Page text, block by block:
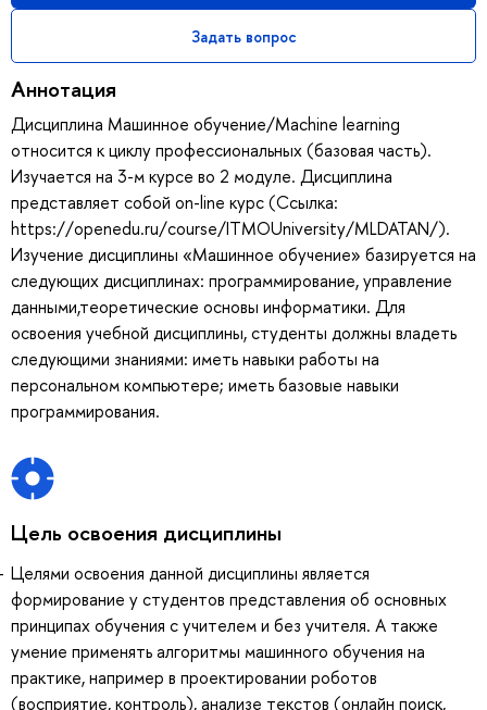
Задать вопрос
Аннотация
Дисциплина Машинное обучение/Machine learning
относится к циклу профессиональных (базовая часть).
Изучается на 3-м курсе во 2 модуле. Дисциплина
представляет собой on-line курс (Ссылка:
https://openedu.ru/course/ITMOUniversity/MLDATAN/).
Изучение дисциплины «Машинное обучение» базируется на
следующих дисциплинах: программирование, управление
данными,теоретические основы информатики. Для
освоения учебной дисциплины, студенты должны владеть
следующими знаниями: иметь навыки работы на
персональном компьютере; иметь базовые навыки
программирования.
Цель освоения дисциплины
Целями освоения данной дисциплины является
формирование у студентов представления об основных
принципах обучения с учителем и без учителя. А также
умение применять алгоритмы машинного обучения на
практике, например в проектировании роботов
(восприятие, контроль), анализе текстов (онлайн поиск,